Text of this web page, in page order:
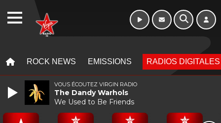
ROCK NEWS EMISSIONS RADIOS DIGITALES
VOUS ÉCOUTEZ VIRGIN RADIO
The Dandy Warhols
We Used to Be Friends
WEBRADIO